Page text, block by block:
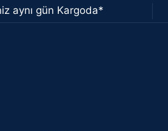
aynı gün Kargoda*